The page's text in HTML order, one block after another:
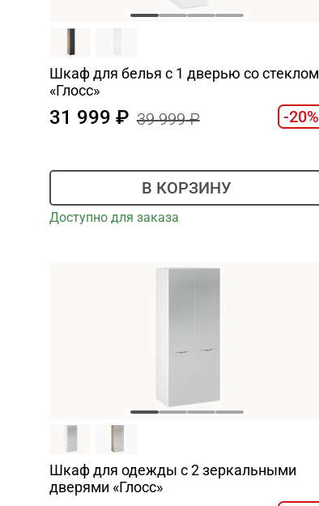
Шкаф для белья с 1 дверью со стеклом
«Глосс»
31 999 39 999 -20%
В КОРЗИНУ
Доступно для заказа
Шкаф для одежды с 2 зеркальными
дверями «Глосс»